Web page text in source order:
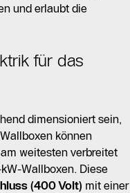
und erlaubt die
für das
dimensioniert sein,
können
weitesten verbreitet
Wallboxen. Diese
(400 Volt) mit einer